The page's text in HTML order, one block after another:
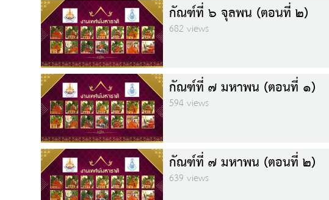
กัณฑ์ที่ ๖ จุลพน (ตอนที่ ๒)
682 views
กัณฑ์ที่ ๗ มหาพน (ตอนที่ ๑)
594 views
กัณฑ์ที่ ๗ มหาพน (ตอนที่ ๒)
639 views